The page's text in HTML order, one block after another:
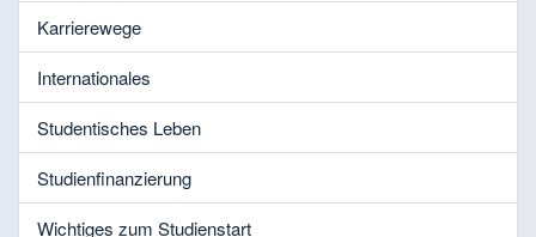
Karrierewege
Internationales
Studentisches Leben
Studienfinanzierung
Wichtiges zum Studienstart